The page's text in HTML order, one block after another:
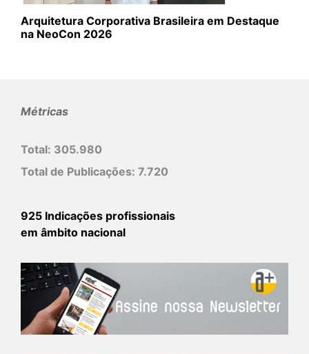
Arquitetura Corporativa Brasileira em Destaque
na NeoCon 2026
Métricas
Total: 305.980
Total de Publicações: 7.720
925 Indicações profissionais
em âmbito nacional